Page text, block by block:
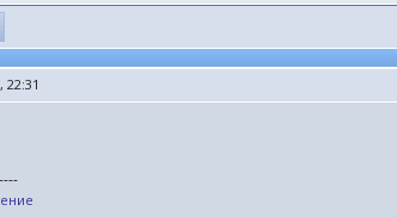
22:31